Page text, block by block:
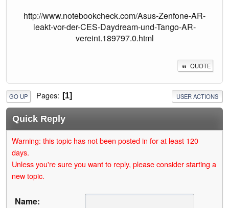
http://www.notebookcheck.com/Asus-Zenfone-AR-
leakt-vor-der-CES-Daydream-und-Tango-AR-
vereint.189797.0.html
QUOTE
GO UP Pages 1 USER ACTIONS
Quick Reply
Warning: this topic has not been posted in for at least 120
days.
Unless you're sure you want to reply, please consider starting a
new topic.
Name: